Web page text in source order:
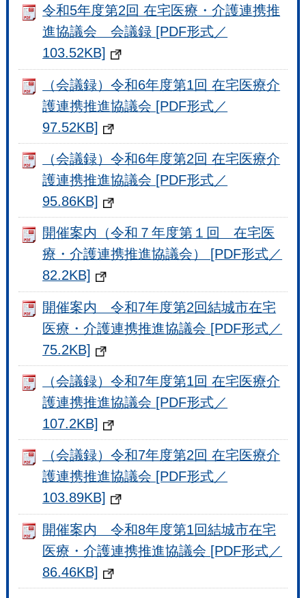
令和5年度第2回 在宅医療・介護連携推
進協議会 会議録 [PDF形式／
103.52KB]
（会議録）令和6年度第1回 在宅医療介
護連携推進協議会 [PDF形式／
97.52KB]
（会議録）令和6年度第2回 在宅医療介
護連携推進協議会 [PDF形式／
95.86KB]
開催案内（令和７年度第１回 在宅医
療・介護連携推進協議会） [PDF形式／
82.2KB]
開催案内 令和7年度第2回結城市在宅
医療・介護連携推進協議会 [PDF形式／
75.2KB]
（会議録）令和7年度第1回 在宅医療介
護連携推進協議会 [PDF形式／
107.2KB]
（会議録）令和7年度第2回 在宅医療介
護連携推進協議会 [PDF形式／
103.89KB]
開催案内 令和8年度第1回結城市在宅
医療・介護連携推進協議会 [PDF形式／
86.46KB]